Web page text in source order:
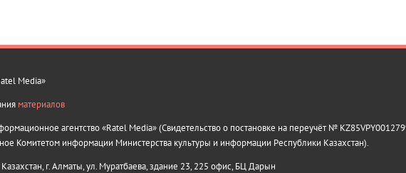
Media»
материалов
агентство «Ratel Media» (Свидетельство о постановке на переучёт №
Комитетом информации Министерства культуры и информации Республики Казахстан).
г. Алматы, ул. Муратбаева, здание 23, 225 офис, БЦ Дарын